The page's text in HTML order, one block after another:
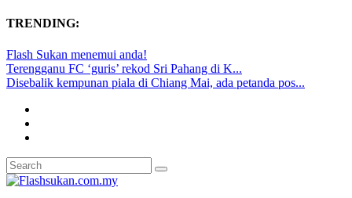
TRENDING:
Flash Sukan menemui anda!
Terengganu FC ‘guris’ rekod Sri Pahang di K...
Disebalik kempunan piala di Chiang Mai, ada petanda pos...